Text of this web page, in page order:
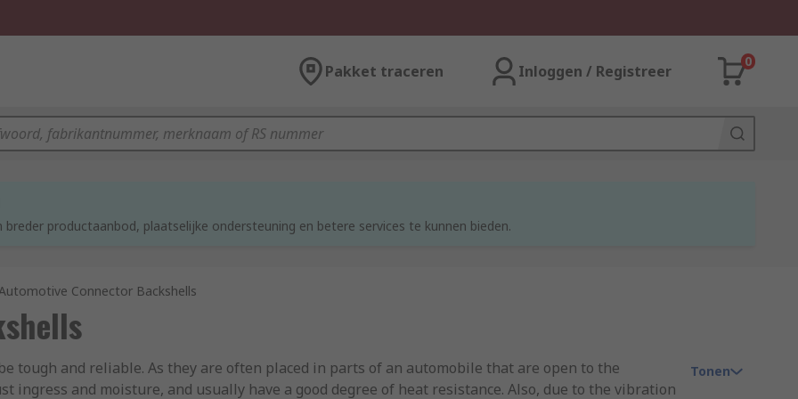
Pakket traceren Inloggen / Registreer
0
productaanbod, plaatselijke ondersteuning en betere services te kunnen bieden.
Connector Backshells
tough and reliable. As they are often placed in parts of an automobile that are open to the
ingress and moisture, and usually have a good degree of heat resistance. Also, due to the vibration
Tonen